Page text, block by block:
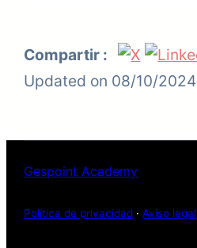
Compartir :
Updated on 08/10/2024
Gespoint Academy
Política de privacidad ·Aviso legal